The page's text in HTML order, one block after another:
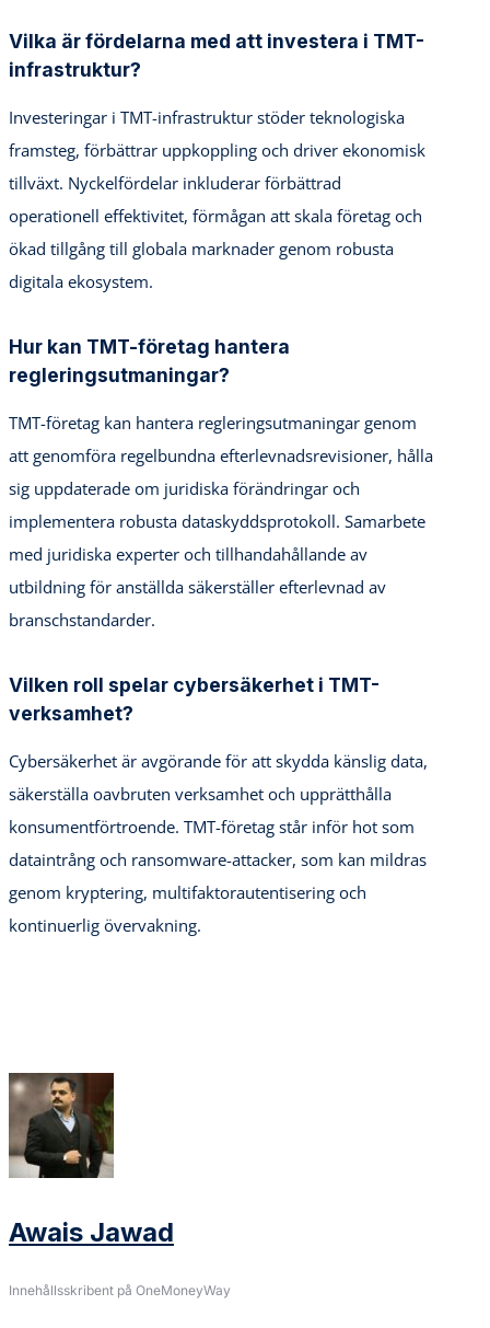
Vilka är fördelarna med att investera i TMT-
infrastruktur?
Investeringar i TMT-infrastruktur stöder teknologiska
framsteg, förbättrar uppkoppling och driver ekonomisk
tillväxt. Nyckelfördelar inkluderar förbättrad
operationell effektivitet, förmågan att skala företag och
ökad tillgång till globala marknader genom robusta
digitala ekosystem.
Hur kan TMT-företag hantera
regleringsutmaningar?
TMT-företag kan hantera regleringsutmaningar genom
att genomföra regelbundna efterlevnadsrevisioner, hålla
sig uppdaterade om juridiska förändringar och
implementera robusta dataskyddsprotokoll. Samarbete
med juridiska experter och tillhandahållande av
utbildning för anställda säkerställer efterlevnad av
branschstandarder.
Vilken roll spelar cybersäkerhet i TMT-
verksamhet?
Cybersäkerhet är avgörande för att skydda känslig data,
säkerställa oavbruten verksamhet och upprätthålla
konsumentförtroende. TMT-företag står inför hot som
dataintrång och ransomware-attacker, som kan mildras
genom kryptering, multifaktorautentisering och
kontinuerlig övervakning.
Awais Jawad
Innehållsskribent på OneMoneyWay